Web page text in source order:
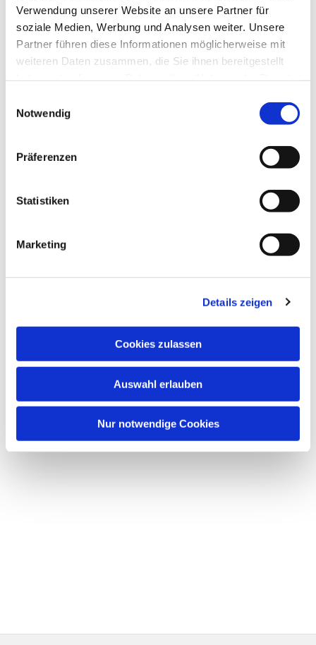
Verwendung unserer Website an unsere Partner für
soziale Medien, Werbung und Analysen weiter. Unsere
Partner führen diese Informationen möglicherweise mit
weiteren Daten zusammen, die Sie ihnen bereitgestellt
Notwendig
Präferenzen
Statistiken
Marketing
Details zeigen
Cookies zulassen
Auswahl erlauben
Nur notwendige Cookies